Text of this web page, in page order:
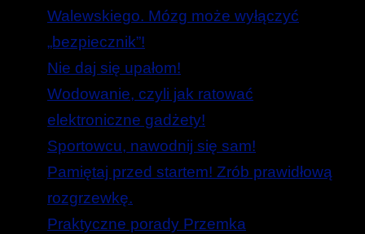
Walewskiego. Mózg może wyłączyć
„bezpiecznik”!
Nie daj się upałom!
Wodowanie, czyli jak ratować
elektroniczne gadżety!
Sportowcu, nawodnij się sam!
Pamiętaj przed startem! Zrób prawidłową
rozgrzewkę.
Praktyczne porady Przemka